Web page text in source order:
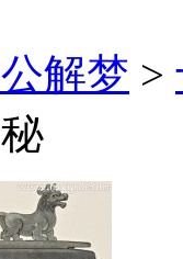
解梦 >